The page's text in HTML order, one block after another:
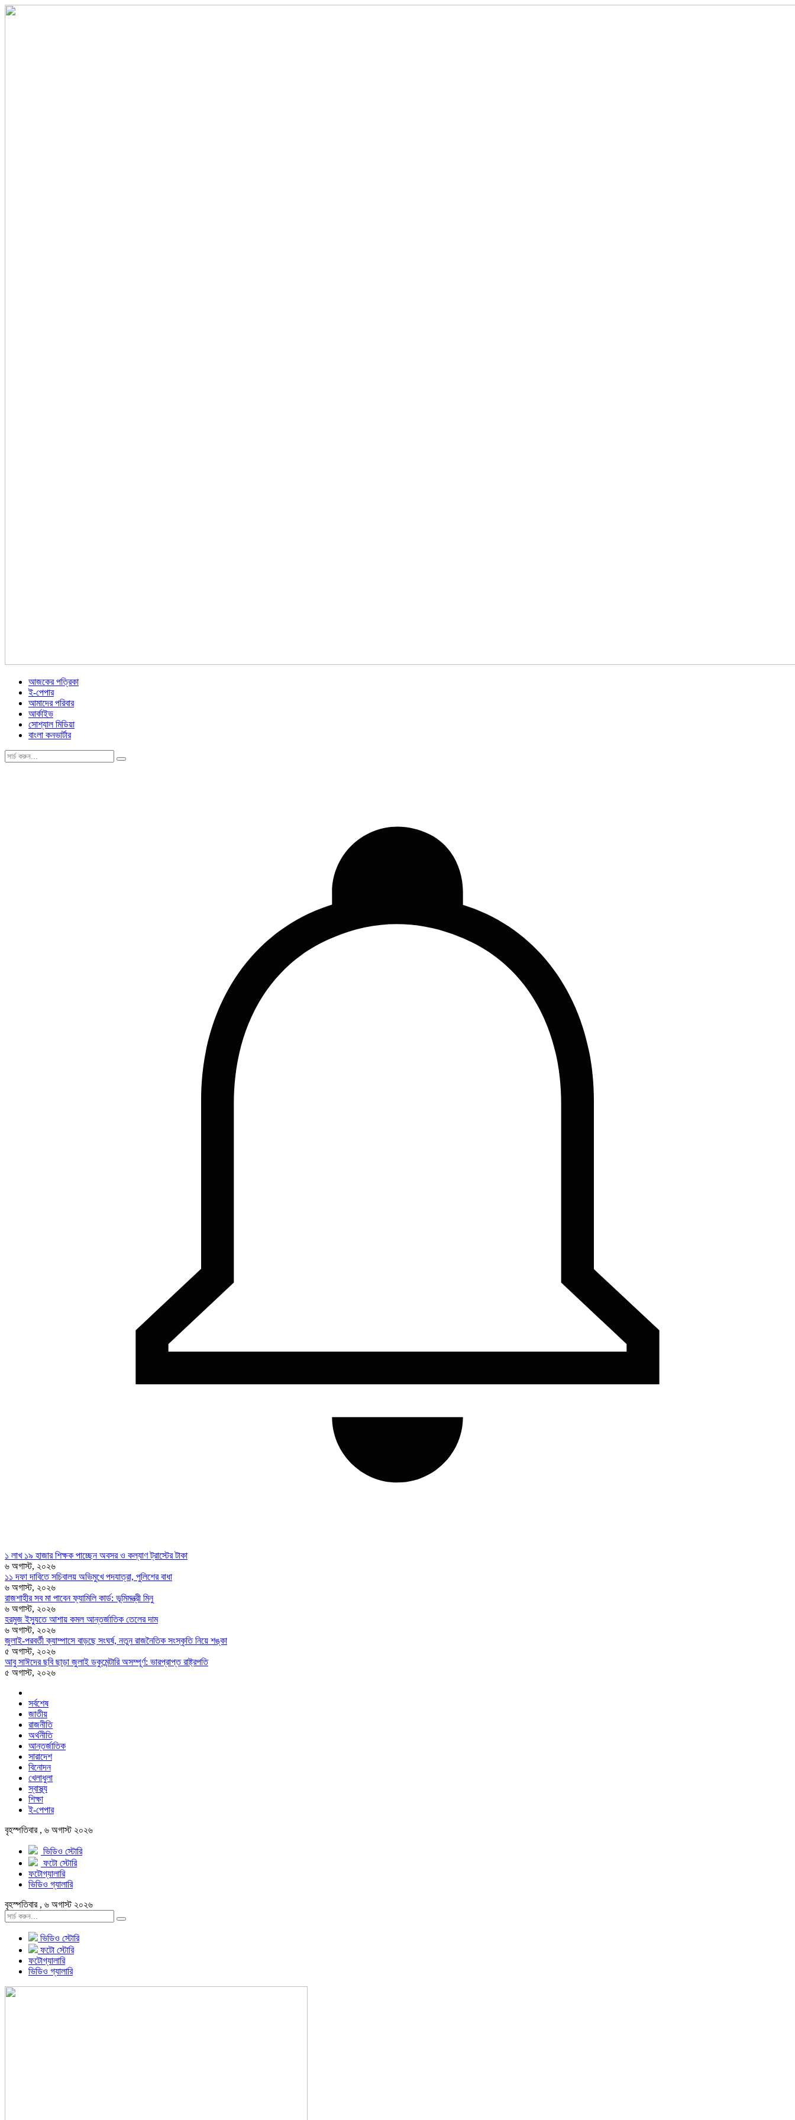
আজকের পত্রিকা
ই-পেপার
আমাদের পরিবার
আর্কাইভ
সোশ্যাল মিডিয়া
বাংলা কনভার্টার
১ লাখ ১৯ হাজার শিক্ষক পাচ্ছেন অবসর ও কল্যাণ ট্রাস্টের টাকা
৬ অগাস্ট, ২০২৬
১১ দফা দাবিতে সচিবালয় অভিমুখে পদযাত্রা, পুলিশের বাধা
৬ অগাস্ট, ২০২৬
রাজশাহীর সব মা পাবেন ফ্যামিলি কার্ড: ভূমিমন্ত্রী মিনু
৬ অগাস্ট, ২০২৬
হরমুজ ইস্যুতে আশায় কমল আন্তর্জাতিক তেলের দাম
৬ অগাস্ট, ২০২৬
জুলাই-পরবর্তী ক্যাম্পাসে বাড়ছে সংঘর্ষ, নতুন রাজনৈতিক সংস্কৃতি নিয়ে শঙ্কা
৫ অগাস্ট, ২০২৬
আবু সাঈদের ছবি ছাড়া জুলাই ডকুমেন্টারি অসম্পূর্ণ: ভারপ্রাপ্ত রাষ্ট্রপতি
৫ অগাস্ট, ২০২৬
সর্বশেষ
জাতীয়
রাজনীতি
অর্থনীতি
আন্তর্জাতিক
সারাদেশ
বিনোদন
খেলাধুলা
স্বাস্থ্য
শিক্ষা
ই-পেপার
বৃহস্পতিবার , ৬ অগাস্ট ২০২৬
ভিডিও স্টোরি
ফটো স্টোরি
ফটোগ্যালারি
ভিডিও গ্যালারি
বৃহস্পতিবার , ৬ অগাস্ট ২০২৬
ভিডিও স্টোরি
ফটো স্টোরি
ফটোগ্যালারি
ভিডিও গ্যালারি